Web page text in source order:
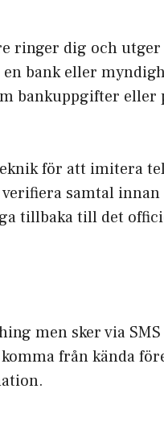
ringer dig och
bank eller
bankuppgifter eller
för att imitera
samtal innan
tillbaka till det
men sker via
från kända